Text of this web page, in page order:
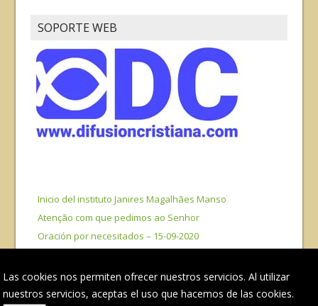
SOPORTE WEB
Inicio del instituto Janires Magalhães Manso
Atenção com que pedimos ao Senhor
Oración por necesitados – 15-09-2020
Historia da Música Cristã no Brasil • Jul 8, 2020 (En
Portugués) Con Ramón Torres – Locutor
Las cookies nos permiten ofrecer nuestros servicios. Al utilizar
nuestros servicios, aceptas el uso que hacemos de las cookies.